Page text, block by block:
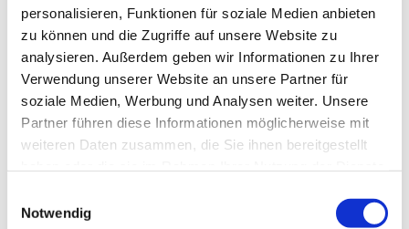
personalisieren, Funktionen für soziale Medien anbieten
zu können und die Zugriffe auf unsere Website zu
analysieren. Außerdem geben wir Informationen zu Ihrer
Verwendung unserer Website an unsere Partner für
soziale Medien, Werbung und Analysen weiter. Unsere
Partner führen diese Informationen möglicherweise mit
weiteren Daten zusammen, die Sie ihnen bereitgestellt
Notwendig
Planung
Pferd früh an Anhänger/Transporter gewöhnen
letzte große Runde vor Abfahrt
Sicherung im Fahrzeug
Ruhezone vor Ort
Dokumente & Organisation
Gesundheitsnachweise und Stallabstimmung bereit
Angebote von speziellen Transportdienstleistern